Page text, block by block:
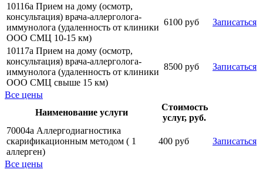
10116а Прием на дому (осмотр,
консультация) врача-аллерголога-
иммунолога (удаленность от клиники
ООО СМЦ 10-15 км)
6100 руб Записаться
10117а Прием на дому (осмотр,
консультация) врача-аллерголога-
иммунолога (удаленность от клиники
ООО СМЦ свыше 15 км)
8500 руб Записаться
Все цены
Наименование услуги
Стоимость
услуг, руб.
70004а Аллергодиагностика
скарификационным методом ( 1
аллерген)
400 руб Записаться
Все цены